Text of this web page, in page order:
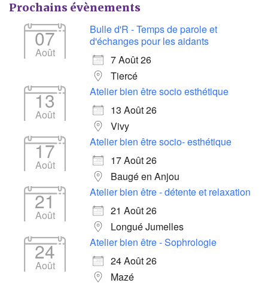
Prochains évènements
07
Août
Bulle d'R - Temps de parole et
d'échanges pour les aidants
7 Août 26
Tiercé
13
Août
Atelier bien être socio esthétique
13 Août 26
Vivy
17
Août
Atelier bien être socio- esthétique
17 Août 26
Baugé en Anjou
21
Août
Atelier bien être - détente et relaxation
21 Août 26
Longué Jumelles
24
Août
Atelier bien être - Sophrologie
24 Août 26
Mazé